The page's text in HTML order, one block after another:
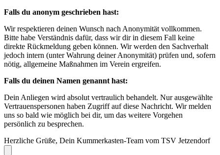
Falls du anonym geschrieben hast:
Wir respektieren deinen Wunsch nach Anonymität vollkommen.
Bitte habe Verständnis dafür, dass wir dir in diesem Fall keine
direkte Rückmeldung geben können. Wir werden den Sachverhalt
jedoch intern (unter Wahrung deiner Anonymität) prüfen und, sofern
nötig, allgemeine Maßnahmen im Verein ergreifen.
Falls du deinen Namen genannt hast:
Dein Anliegen wird absolut vertraulich behandelt. Nur ausgewählte
Vertrauenspersonen haben Zugriff auf diese Nachricht. Wir melden
uns so bald wie möglich bei dir, um das weitere Vorgehen
persönlich zu besprechen.
Herzliche Grüße, Dein Kummerkasten-Team vom TSV Jetzendorf